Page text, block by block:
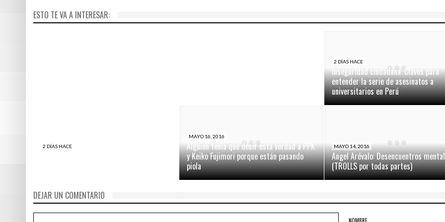
ESTO TE VA A INTERESAR:
2 DÍAS HACE
millones
2 DÍAS HACE
Inseguridad ciudadana: Claves para
entender la serie de asesinatos a
universitarios en Perú
MAYO 16, 2016
Alguien tenía que decir esta verdad a PPK
y Keiko Fujimori porque están pasando
piola
MAYO 14, 2016
Angel Arévalo: Desencuentros
(TROLLS por todas partes)
DEJAR UN COMENTARIO
NOMBRE